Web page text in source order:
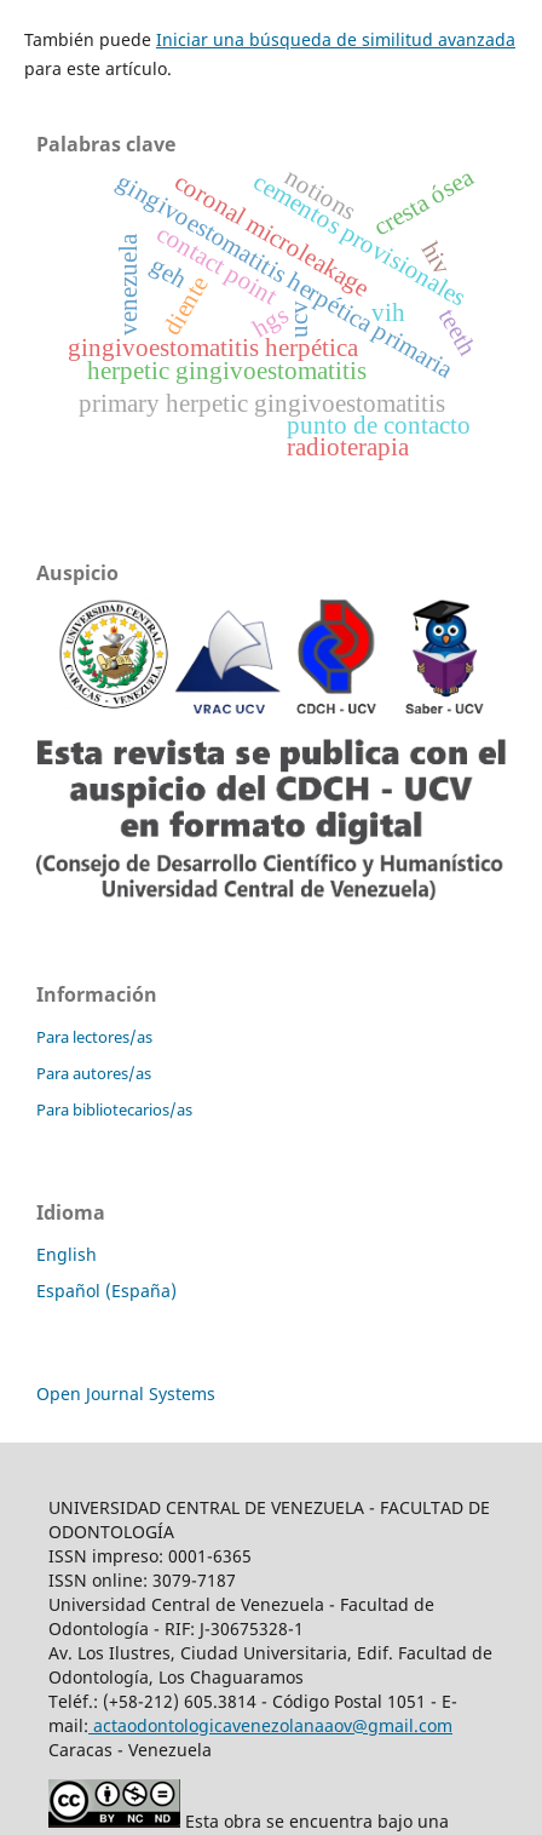
También puede Iniciar una búsqueda de similitud avanzada
para este artículo.
Palabras clave
gingivoestomatitis herpética primaria
gingivoestomatitis herpética
geh
primary herpetic gingivoestomatitis
herpetic gingivoestomatitis
hgs
cementos provisionales
coronal microleakage
venezuela ucv
diente
cresta ósea
punto de contacto
teeth
contact point
radioterapia
vih
hiv
notions
Auspicio
Información
Para lectores/as
Para autores/as
Para bibliotecarios/as
Idioma
English
Español (España)
Open Journal Systems
UNIVERSIDAD CENTRAL DE VENEZUELA - FACULTAD DE
ODONTOLOGÍA
ISSN impreso: 0001-6365
ISSN online: 3079-7187
Universidad Central de Venezuela - Facultad de
Odontología - RIF: J-30675328-1
Av. Los Ilustres, Ciudad Universitaria, Edif. Facultad de
Odontología, Los Chaguaramos
Teléf.: (+58-212) 605.3814 - Código Postal 1051 - E-
mail: actaodontologicavenezolanaaov@gmail.com
Caracas - Venezuela
Esta obra se encuentra bajo una